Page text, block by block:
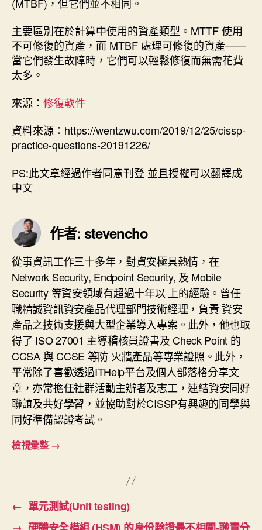
主要區別在於計算中使用的資產類型。MTTF 使用
不可修復的資產，而 MTBF 處理可修復的資產——
當它們發生故障時，它們可以輕鬆修復而無需花費
太多。
來源： 修復軟件
資料來源：https://wentzwu.com/2019/12/25/cissp-
practice-questions-20191226/
PS:此文章經過作者同意刊登 並且授權可以翻譯成
中文
作者: stevencho
從事資訊工作三十多年，對資安極具熱情，在
Network Security, Endpoint Security, 及 Mobile
Security 等資安領域有超過十年以 上的經驗。曾任
職精誠資訊資安產品代理部門技術經理，負責 資安
產品之技術支援與大型企業導入專案。此外，他也取
得了 ISO 27001 主導稽核員證書及 Check Point 的
CCSA 與 CCSE 等防 火牆產品等專業證照。此外，
平常除了喜歡透過ITHelp平台及個人部落格分享文
章，亦常擔任社群活動主辦者及志工，連結資安同好
聯誼及共好學習，並協助對於CISSP有興趣的同學與
同好準備認證考試。
檢視彙整 →
← 單元測試(Unit testing)